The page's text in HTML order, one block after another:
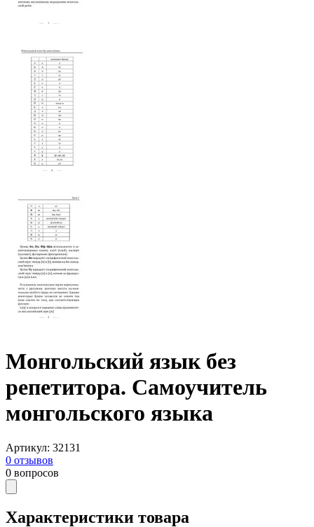
Монгольский язык без
репетитора. Самоучитель
монгольского языка
Артикул: 32131
0 отзывов
0 вопросов
Характеристики товара